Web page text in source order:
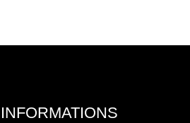
INFORMATIONS